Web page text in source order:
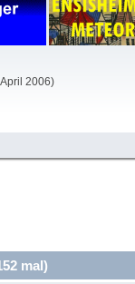
2006)
mal)